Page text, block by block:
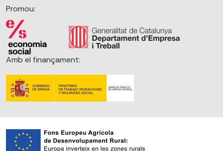
Promou:
Amb el finançament: